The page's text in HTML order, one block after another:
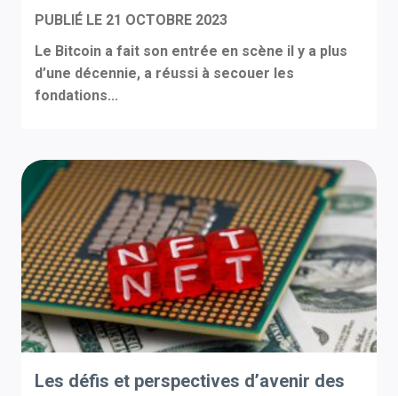
PUBLIÉ LE 21 OCTOBRE 2023
Le Bitcoin a fait son entrée en scène il y a plus
d’une décennie, a réussi à secouer les
fondations...
Les défis et perspectives d’avenir des